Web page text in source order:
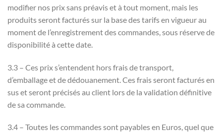
modifier nos prix sans préavis et à tout moment, mais les
produits seront facturés sur la base des tarifs en vigueur au
moment de l’enregistrement des commandes, sous réserve de
disponibilité à cette date.
3.3 – Ces prix s’entendent hors frais de transport,
d’emballage et de dédouanement. Ces frais seront facturés en
sus et seront précisés au client lors de la validation définitive
de sa commande.
3.4 – Toutes les commandes sont payables en Euros, quel que